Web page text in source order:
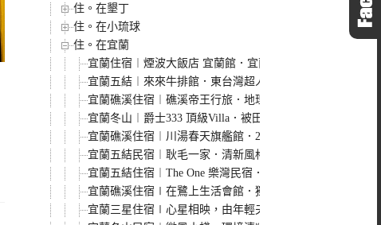
住。在墾丁
住。在小琉球
住。在宜蘭
宜蘭住宿︱煙波大飯店 宜蘭館．宜蘭網美住宿飯店，房間
宜蘭五結︱來來牛排館．東台灣超人氣牛排館，火焰牛排
宜蘭礁溪住宿︱礁溪帝王行旅．地理位置極佳的平價住宿
宜蘭冬山︱爵士333 頂級Villa．被田園環繞的宜蘭最新包
宜蘭礁溪住宿︱川湯春天旗艦館．2019礁溪最新親子溫泉
宜蘭五結民宿︱耿毛一家．清新風格民宿，提供廚具、烤
宜蘭五結住宿︱The One 樂灣民宿．周杰倫、昆凌結婚週
宜蘭礁溪住宿∣在鷺上生活會館．獨棟的庭園住宅，每間
宜蘭三星住宿∣心星相映，由年輕夫妻打造的幸福民宿，